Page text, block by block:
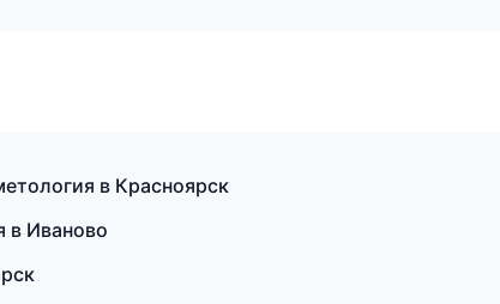
в Красноярск
в Иваново